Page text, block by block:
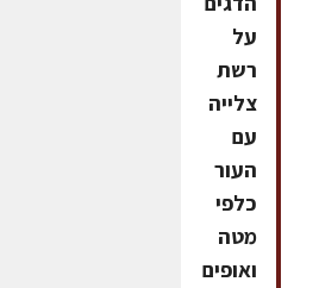
על
רשת
צלייה
עם
העור
כלפי
מטה
ואופים